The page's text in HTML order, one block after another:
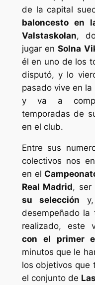
de la capital
baloncesto en
Valstaskolan,
jugar enSolna
él en uno de los
disputó, y lo
pasado vive en
y va a
temporadas de
en el club.
Entre sus
colectivos nos
en el
Real Madrid, ser
su selección y,
desempeñado la
realizado, este
con el primer
minutos que le
los objetivos que
el conjunto de